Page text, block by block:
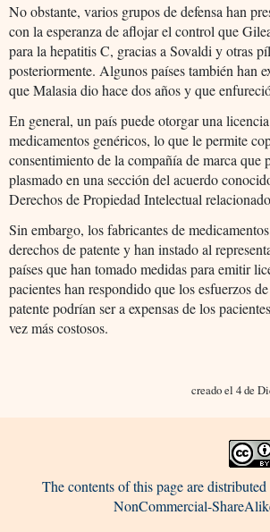
No obstante, varios grupos de defensa han
con la esperanza de aflojar el control que
para la hepatitis C, gracias a Sovaldi y otras
posteriormente. Algunos países también han
que Malasia dio hace dos años y que
En general, un país puede otorgar una
medicamentos genéricos, lo que le permite
consentimiento de la compañía de marca que
plasmado en una sección del acuerdo
Derechos de Propiedad Intelectual
Sin embargo, los fabricantes de
derechos de patente y han instado al
países que han tomado medidas para emitir
pacientes han respondido que los esfuerzos
patente podrían ser a expensas de los
vez más costosos.
creado el 4 de
The contents of this page are
NonCommercial-